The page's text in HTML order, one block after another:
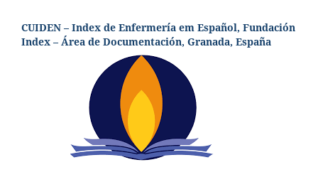
CUIDEN – Index de Enfermería em Español, Fundación
Index – Área de Documentación, Granada, España